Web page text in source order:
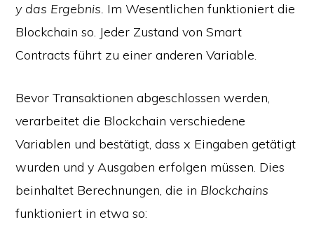
y das Ergebnis. Im Wesentlichen funktioniert die
Blockchain so. Jeder Zustand von Smart
Contracts führt zu einer anderen Variable.
Bevor Transaktionen abgeschlossen werden,
verarbeitet die Blockchain verschiedene
Variablen und bestätigt, dass x Eingaben getätigt
wurden und y Ausgaben erfolgen müssen. Dies
beinhaltet Berechnungen, die in Blockchains
funktioniert in etwa so: